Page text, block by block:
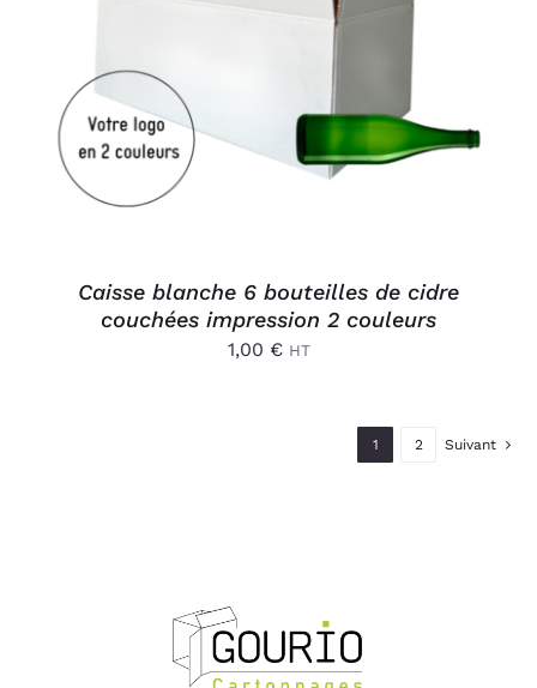
AJOUTER AU PANIER
Caisse blanche 6 bouteilles de cidre
couchées impression 2 couleurs
1,00 € HT
1 2 Suivant